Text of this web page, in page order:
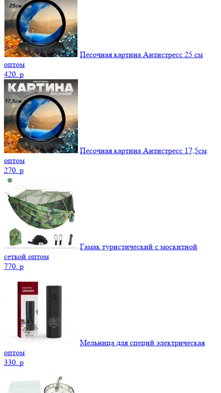
Песочная картина Антистресс 25 см
оптом
420. p
Песочная картина Антистресс 17,5см
оптом
270. p
Гамак туристический с москитной
сеткой оптом
770. p
Мельница для специй электрическая
оптом
330. p